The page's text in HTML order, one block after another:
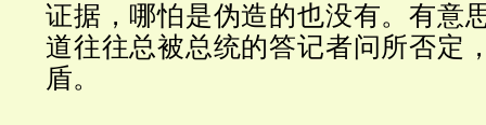
证据，哪怕是伪造的也没有。有意
道往往总被总统的答记者问所否定
盾。